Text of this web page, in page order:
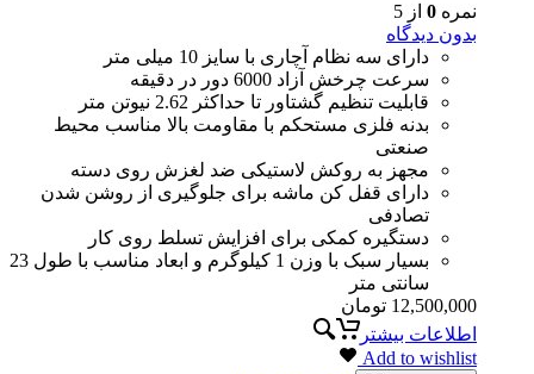
نمره 0 از 5
بدون دیدگاه
دارای سه نظام آچاری با سایز 10 میلی متر
سرعت چرخش آزاد 6000 دور در دقیقه
قابلیت تنظیم گشتاور تا حداکثر 2.62 نیوتن متر
بدنه فلزی مستحکم با مقاومت بالا مناسب محیط
صنعتی
مجهز به روکش لاستیکی ضد لغزش روی دسته
دارای قفل کن ماشه برای جلوگیری از روشن شدن
تصادفی
دستگیره کمکی برای افزایش تسلط روی کار
بسیار سبک با وزن 1 کیلوگرم و ابعاد مناسب با طول 23
سانتی متر
12,500,000 تومان
اطلاعات بیشتر
Add to wishlist